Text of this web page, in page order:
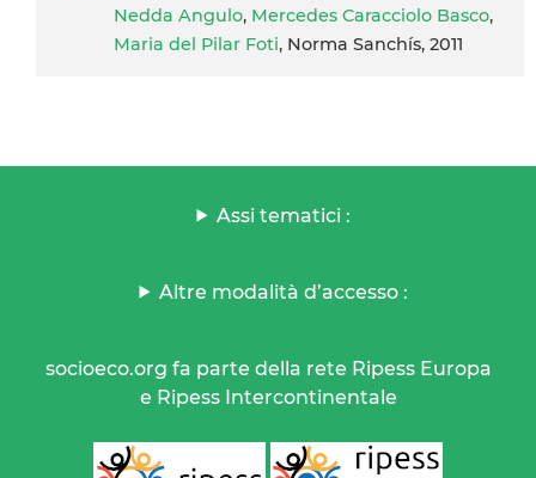
Nedda Angulo, Mercedes Caracciolo Basco,
Maria del Pilar Foti, Norma Sanchís, 2011
Assi tematici :
Altre modalità d’accesso :
socioeco.org fa parte della rete Ripess Europa
e Ripess Intercontinentale